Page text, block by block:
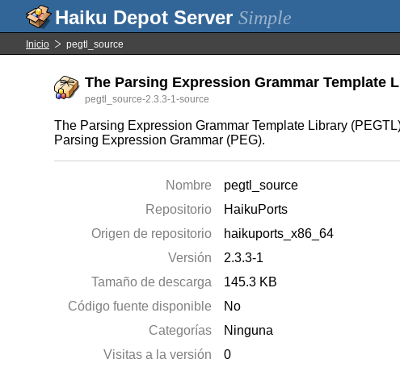
Simple
Inicio pegtl_source
The Parsing Expression Grammar Template
pegtl_source-2.3.3-1-source
The Parsing Expression Grammar Template Library
Parsing Expression Grammar (PEG).
Nombre
pegtl_source
Repositorio
HaikuPorts
Origen de repositorio
haikuports_x86_64
Versión
2.3.3-1
Tamaño de descarga
145.3 KB
Código fuente disponible
No
Categorías
Ninguna
Visitas a la versión
0